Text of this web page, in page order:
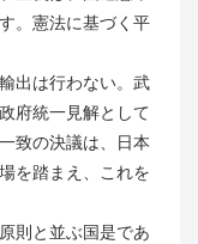
。憲法に基づく平
出は行わない。武
府統一見解として
致の決議は、日本
を踏まえ、これを
則と並ぶ国是であ